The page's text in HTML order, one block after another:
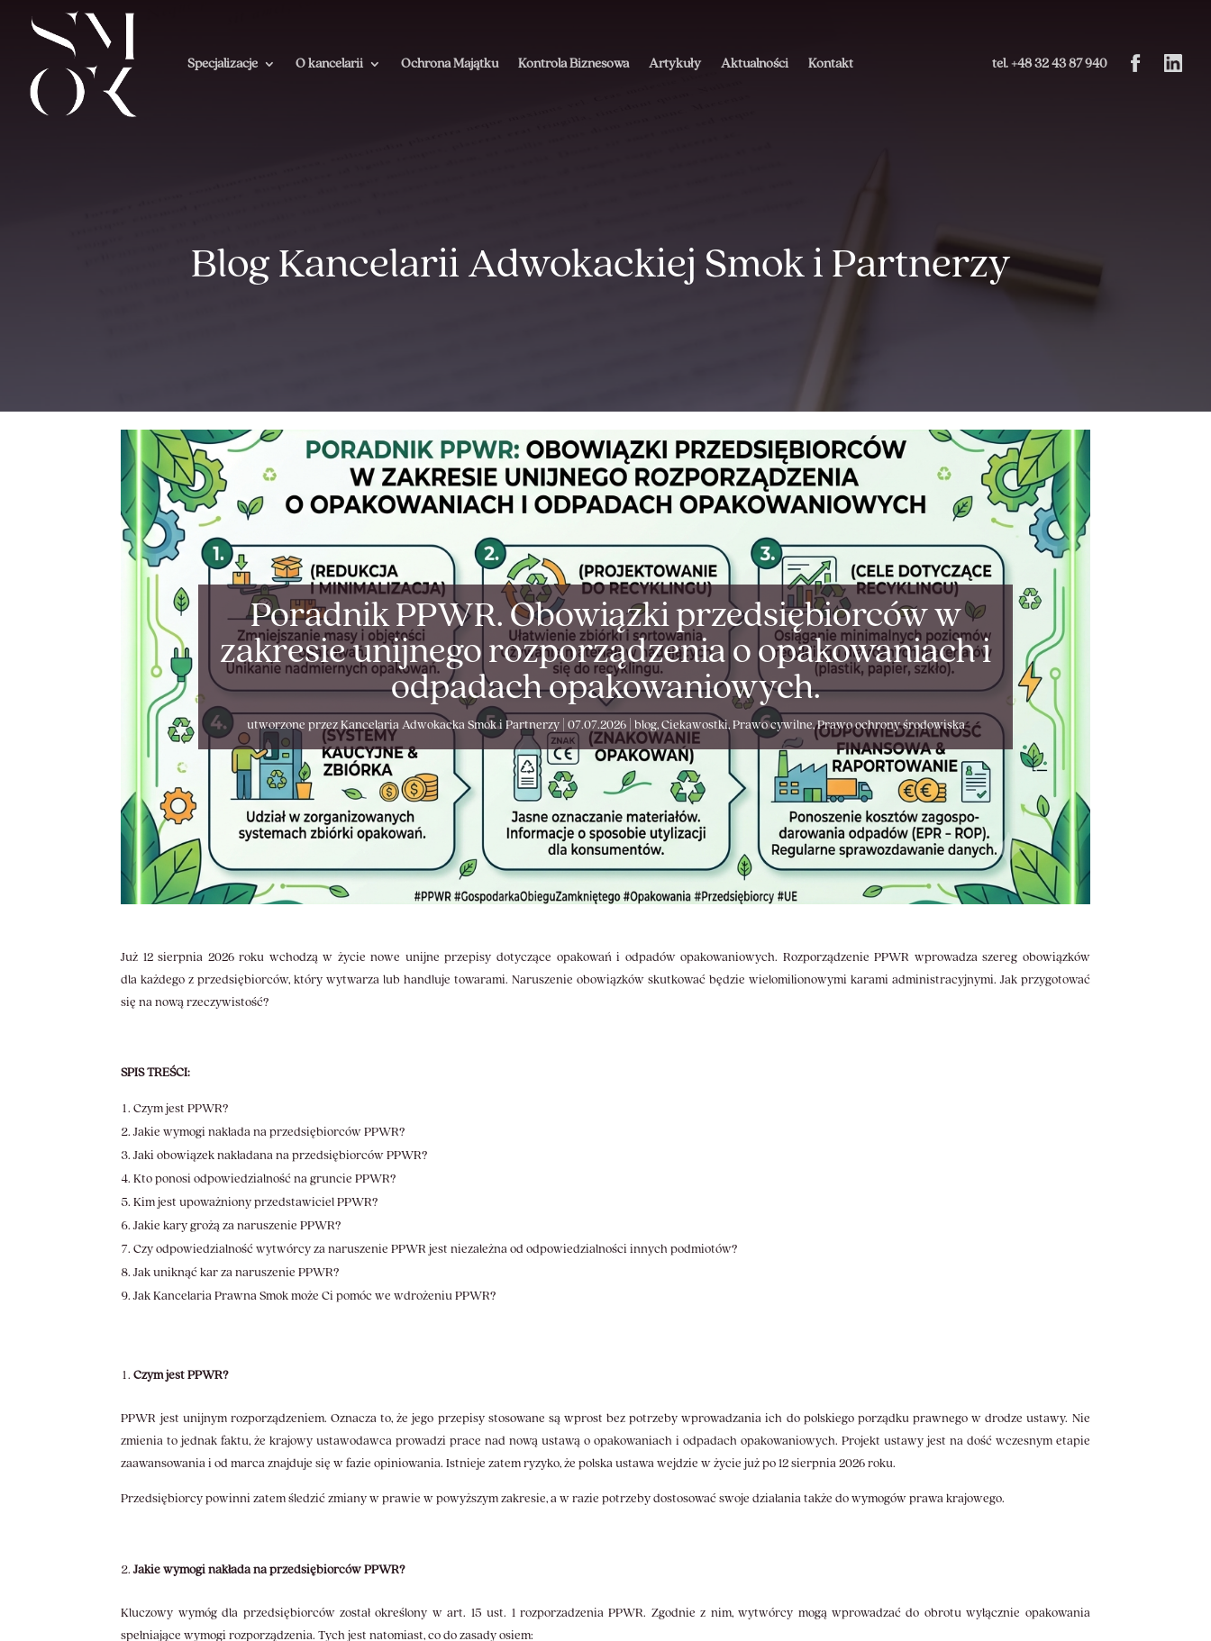
Specjalizacje O kancelarii Ochrona Majątku Kontrola Biznesowa Artykuły Aktualności Kontakt tel. +48 32 43 87 940
Blog Kancelarii Adwokackiej Smok i Partnerzy
Poradnik PPWR. Obowiązki przedsiębiorców w
zakresie unijnego rozporządzenia o opakowaniach i
odpadach opakowaniowych.
utworzone przezKancelaria Adwokacka Smok i Partnerzy| 07.07.2026| blog,Ciekawostki,Prawo cywilne,Prawo ochrony środowiska
Już 12 sierpnia 2026 roku wchodzą w życie nowe unijne przepisy dotyczące opakowań i odpadów opakowaniowych. Rozporządzenie PPWR wprowadza szereg obowiązków
dla każdego z przedsiębiorców, który wytwarza lub handluje towarami. Naruszenie obowiązków skutkować będzie wielomilionowymi karami administracyjnymi. Jak przygotować
się na nową rzeczywistość?
SPIS TREŚCI:
Czym jest PPWR?
Jakie wymogi nakłada na przedsiębiorców PPWR?
Jaki obowiązek nakładana na przedsiębiorców PPWR?
Kto ponosi odpowiedzialność na gruncie PPWR?
Kim jest upoważniony przedstawiciel PPWR?
Jakie kary grożą za naruszenie PPWR?
Czy odpowiedzialność wytwórcy za naruszenie PPWR jest niezależna od odpowiedzialności innych podmiotów?
Jak uniknąć kar za naruszenie PPWR?
Jak Kancelaria Prawna Smok może Ci pomóc we wdrożeniu PPWR?
Czym jest PPWR?
PPWR jest unijnym rozporządzeniem. Oznacza to, że jego przepisy stosowane są wprost bez potrzeby wprowadzania ich do polskiego porządku prawnego w drodze ustawy. Nie
zmienia to jednak faktu, że krajowy ustawodawca prowadzi prace nad nową ustawą o opakowaniach i odpadach opakowaniowych. Projekt ustawy jest na dość wczesnym etapie
zaawansowania i od marca znajduje się w fazie opiniowania. Istnieje zatem ryzyko, że polska ustawa wejdzie w życie już po 12 sierpnia 2026 roku.
Przedsiębiorcy powinni zatem śledzić zmiany w prawie w powyższym zakresie, a w razie potrzeby dostosować swoje działania także do wymogów prawa krajowego.
Jakie wymogi nakłada na przedsiębiorców PPWR?
Kluczowy wymóg dla przedsiębiorców został określony w art. 15 ust. 1 rozporzadzenia PPWR. Zgodnie z nim, wytwórcy mogą wprowadzać do obrotu wyłącznie opakowania
spełniające wymogi rozporządzenia. Tych jest natomiast, co do zasady osiem: